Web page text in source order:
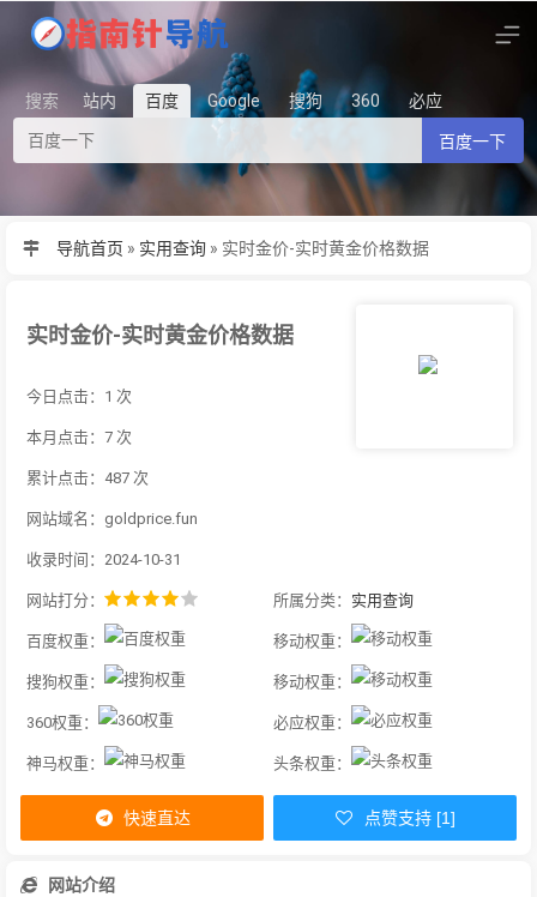
搜索 站内 百度 Google 搜狗 360 必应
百度一下
导航首页 » 实用查询 » 实时金价-实时黄金价格数据
实时金价-实时黄金价格数据
今日点击：1 次
本月点击：7 次
累计点击：487 次
网站域名：goldprice.fun
收录时间：2024-10-31
网站打分： 所属分类： 实用查询
百度权重： 移动权重：
搜狗权重： 移动权重：
360权重： 必应权重：
神马权重： 头条权重：
快速直达 点赞支持 [1]
网站介绍